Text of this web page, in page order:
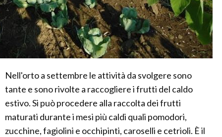
Nell'orto a settembre le attività da svolgere sono
tante e sono rivolte a raccogliere i frutti del caldo
estivo. Si può procedere alla raccolta dei frutti
maturati durante i mesi più caldi quali pomodori,
zucchine, fagiolini e occhipinti, caroselli e cetrioli. È il